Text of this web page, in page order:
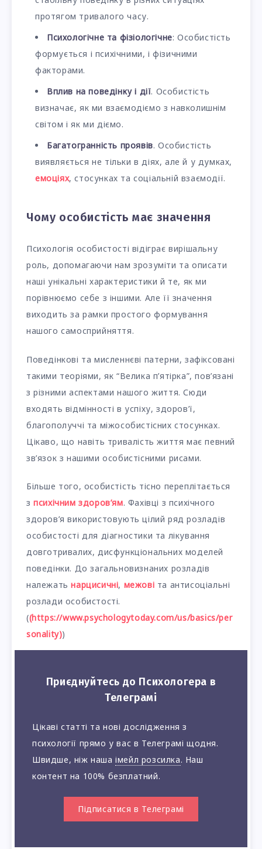
протягом тривалого часу.
Психологічне та фізіологічне: Особистість
формується і психічними, і фізичними
факторами.
Вплив на поведінку і дії. Особистість
визначає, як ми взаємодіємо з навколишнім
світом і як ми діємо.
Багатогранність проявів. Особистість
виявляється не тільки в діях, але й у думках,
емоціях, стосунках та соціальній взаємодії.
Чому особистість має значення
Психологія особистості відіграє вирішальну
роль, допомагаючи нам зрозуміти та описати
наші унікальні характеристики й те, як ми
порівнюємо себе з іншими. Але її значення
виходить за рамки простого формування
нашого самосприйняття.
Поведінкові та мисленнєві патерни, зафіксовані
такими теоріями, як “Велика п’ятірка”, пов’язані
з різними аспектами нашого життя. Сюди
входять відмінності в успіху, здоров’ї,
благополуччі та міжособистісних стосунках.
Цікаво, що навіть тривалість життя має певний
зв’язок з нашими особистісними рисами.
Більше того, особистість тісно переплітається
зпсихічним здоров’ям. Фахівці з психічного
здоров’я використовують цілий ряд розладів
особистості для діагностики та лікування
довготривалих, дисфункціональних моделей
поведінки. До загальновизнаних розладів
належатьнарцисичні, межові та антисоціальні
розлади особистості.
((https://www.psychologytoday.com/us/basics/per
sonality))
Приєднуйтесь до Психологера в
Телеграмі
Цікаві статті та нові дослідження з
психології прямо у вас в Телеграмі щодня.
Швидше, ніж нашаімейл розсилка. Наш
контент на 100% безплатний.
Підписатися в Телеграмі